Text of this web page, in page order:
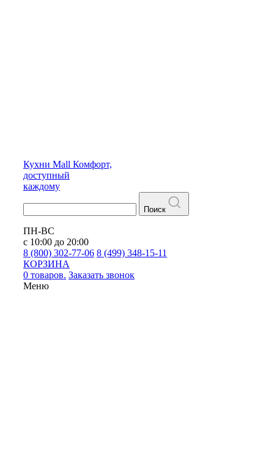
Кухни Mall Комфорт,
доступный
каждому
Поиск
ПН-ВС
с 10:00 до 20:00
8 (800) 302-77-06 8 (499) 348-15-11
КОРЗИНА
0 товаров. Заказать звонок
Меню